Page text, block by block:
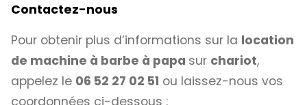
Contactez-nous
Pour obtenir plus d’informations sur la location
de machine à barbe à papa sur chariot,
appelez le 06 52 27 02 51 ou laissez-nous vos